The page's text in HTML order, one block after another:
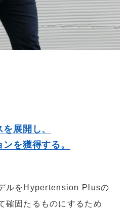
展開し、
を獲得する。
ルをHypertension Plusの
確固たるものにするため